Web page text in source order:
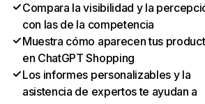
Compara la visibilidad y la
con las de la competencia
Muestra cómo aparecen tus
en ChatGPT Shopping
Los informes personalizables y la
asistencia de expertos te ayudan a